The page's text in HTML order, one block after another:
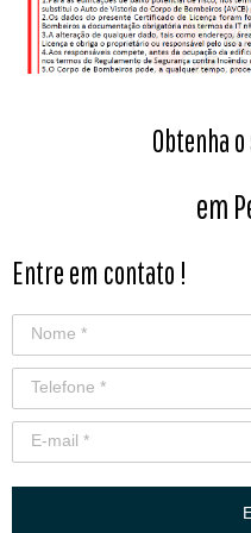
Obtenha o
em
Entre em contato !